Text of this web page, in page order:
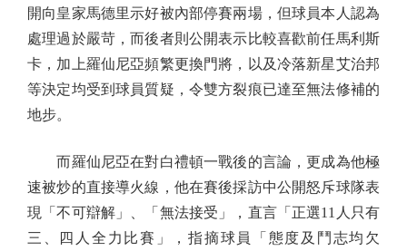
開向皇家馬德里示好被內部停賽兩場，但球員本人認為
處理過於嚴苛，而後者則公開表示比較喜歡前任馬利斯
卡，加上羅仙尼亞頻繁更換門將，以及冷落新星艾治邦
等決定均受到球員質疑，令雙方裂痕已達至無法修補的
地步。
而羅仙尼亞在對白禮頓一戰後的言論，更成為他極
速被炒的直接導火線，他在賽後採訪中公開怒斥球隊表
現「不可辯解」、「無法接受」，直言「正選11人只有
三、四人全力比賽」，指摘球員「態度及鬥志均欠